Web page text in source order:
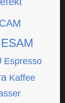
ESAM
Espresso
Kaffee